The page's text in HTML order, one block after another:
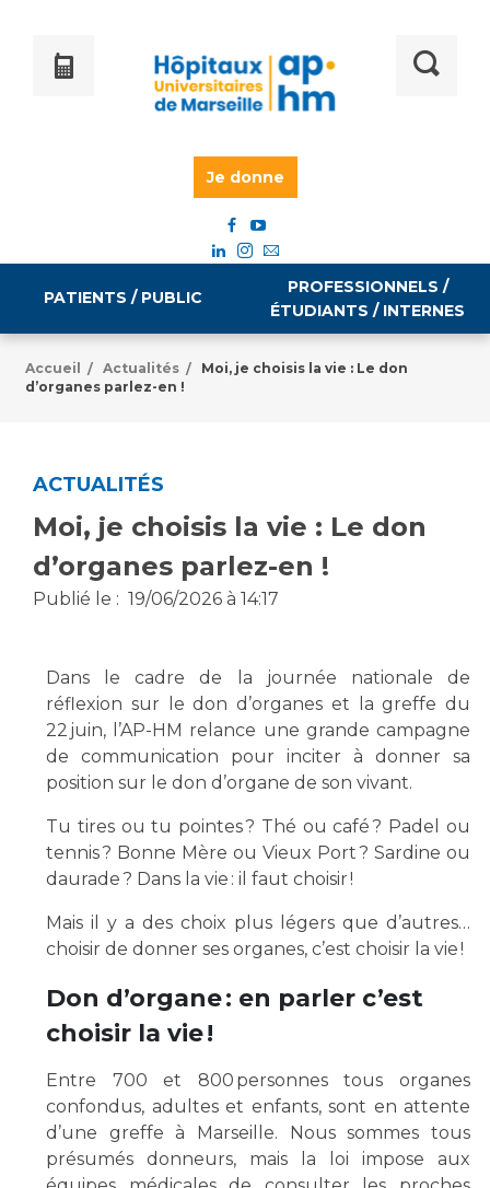
Je donne
PATIENTS / PUBLIC
Informations pratiques
Tarifs
Vous accompagnez, vous rendez visite à un patient
Vous avez un examen d'imagerie ou de radiologie
à réaliser
Vous venez en consultation
myaphm, votre espace santé en ligne
Infos COVID-19
Culture à l'hôpital
Les associations
Livret d'accueil
Salon des familles
Transports sanitaires
Handicap
PROFESSIONNELS /
ÉTUDIANTS / INTERNES
Égalité professionnelle
Emploi / formation
Emplois paramédicaux
Emplois administratifs
Emplois médicaux
Emplois techniques et médico-techniques
Emplois divers
Emplois socio-éducatifs
Statuts
Stages paramédicaux
La recherche clinique à l'AP-HM
Les structures de recherche
Écoles et Instituts de Formation
Plateforme des internes
Accueil / Actualités /
Moi, je choisis la vie : Le don
d’organes parlez-en !
ACTUALITÉS
Moi, je choisis la vie : Le don
d’organes parlez-en !
Publié le : 19/06/2026 à 14:17
Dans le cadre de la journée nationale de
réflexion sur le don d’organes et la greffe du
22 juin, l’AP-HM relance une grande campagne
de communication pour inciter à donner sa
position sur le don d’organe de son vivant.
Tu tires ou tu pointes ? Thé ou café ? Padel ou
tennis ? Bonne Mère ou Vieux Port ? Sardine ou
daurade ? Dans la vie : il faut choisir !
Mais il y a des choix plus légers que d’autres…
choisir de donner ses organes, c’est choisir la vie !
Don d’organe : en parler c’est
choisir la vie !
Entre 700 et 800 personnes tous organes
confondus, adultes et enfants, sont en attente
d’une greffe à Marseille. Nous sommes tous
présumés donneurs, mais la loi impose aux